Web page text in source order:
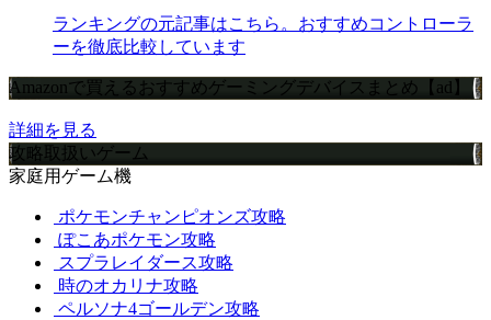
ランキングの元記事はこちら。おすすめコントローラ
ーを徹底比較しています
Amazonで買えるおすすめゲーミングデバイスまとめ【ad】
詳細を見る
攻略取扱いゲーム
家庭用ゲーム機
ポケモンチャンピオンズ攻略
ぽこあポケモン攻略
スプラレイダース攻略
時のオカリナ攻略
ペルソナ4ゴールデン攻略